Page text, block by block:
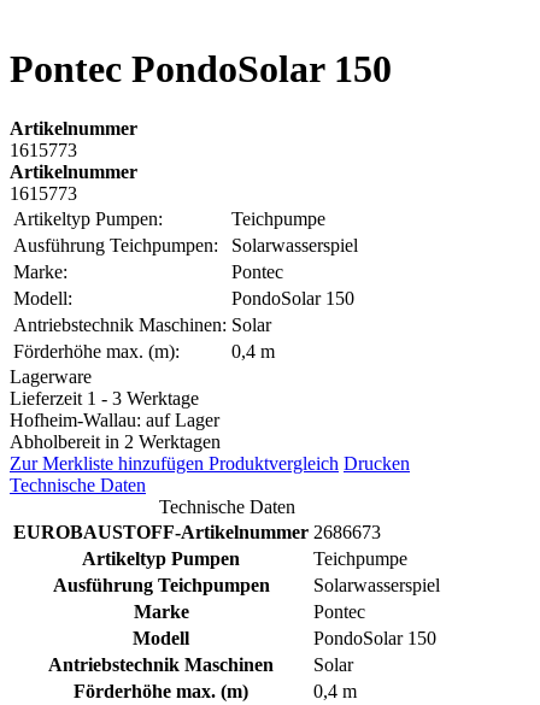
Pontec PondoSolar 150
Artikelnummer
1615773
Artikelnummer
1615773
Artikeltyp Pumpen:
Teichpumpe
Ausführung Teichpumpen:
Solarwasserspiel
Marke:
Pontec
Modell:
PondoSolar 150
Antriebstechnik Maschinen: Solar
Förderhöhe max. (m):
0,4 m
Lagerware
Lieferzeit 1 - 3 Werktage
Hofheim-Wallau: auf Lager
Abholbereit in 2 Werktagen
Zur Merkliste hinzufügen Produktvergleich Drucken
Technische Daten
Technische Daten
EUROBAUSTOFF-Artikelnummer 2686673
Artikeltyp Pumpen
Teichpumpe
Ausführung Teichpumpen
Solarwasserspiel
Marke
Pontec
Modell
PondoSolar 150
Antriebstechnik Maschinen
Solar
Förderhöhe max. (m)
0,4 m